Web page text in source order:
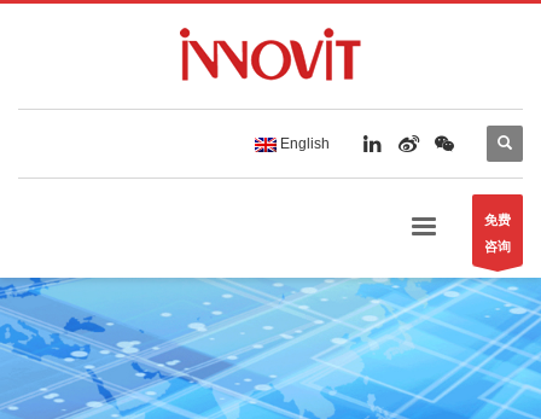
English
免费
咨询